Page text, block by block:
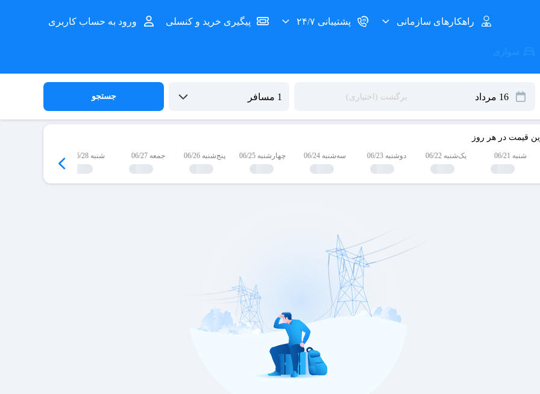
راهکارهای سازمانی پشتیبانی ۲۴/۷ پیگیری خرید و کنسلی ورود به حساب کاربری
جستجو
قیمت در هر روز
شنبه 06/21 یک‌شنبه 06/22 دوشنبه 06/23 سه‌شنبه 06/24 چهارشنبه 06/25 پنج‌شنبه 06/26 جمعه 06/27 شنبه 06/28